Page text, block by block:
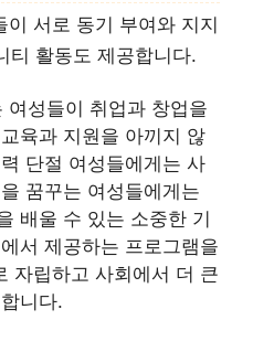
이 서로 동기 부여와 지지
티 활동도 제공합니다.
여성들이 취업과 창업을
육과 지원을 아끼지 않
단절 여성들에게는 사
꿈꾸는 여성들에게는
배울 수 있는 소중한 기
서 제공하는 프로그램을
자립하고 사회에서 더 큰
니다.